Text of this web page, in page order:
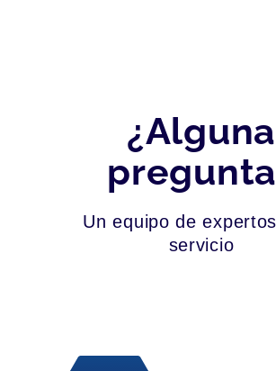
¿Alguna
Un equipo de
servicio